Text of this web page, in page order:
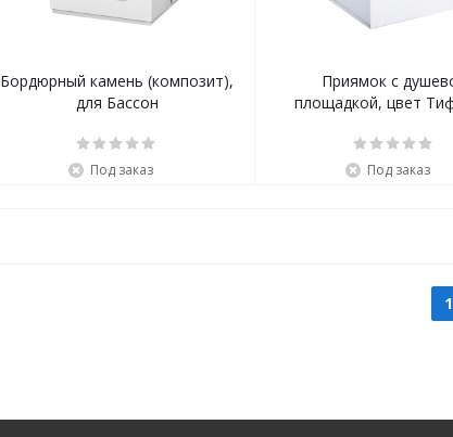
Бордюрный камень (композит),
для Бассон
Под заказ
Приямок с
площадкой, цвет
Под заказ
1